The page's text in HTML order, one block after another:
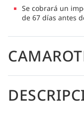
Se cobrará un
de 67 días antes